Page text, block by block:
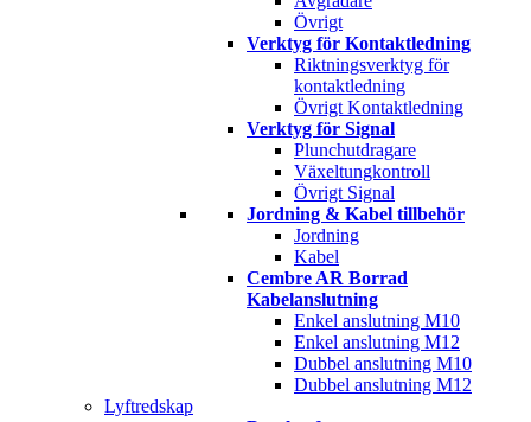
Övrigt
Verktyg för Kontaktledning
Riktningsverktyg för
kontaktledning
Övrigt Kontaktledning
Verktyg för Signal
Plunchutdragare
Växeltungkontroll
Övrigt Signal
Jordning & Kabel tillbehör
Jordning
Kabel
Cembre AR Borrad
Kabelanslutning
Enkel anslutning M10
Enkel anslutning M12
Dubbel anslutning M10
Dubbel anslutning M12
Lyftredskap